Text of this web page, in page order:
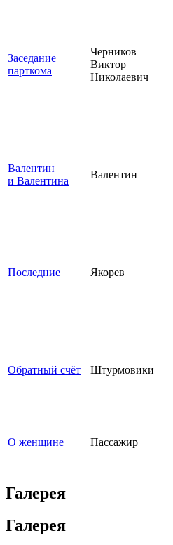
Заседание
парткома
Черников
Виктор
Николаевич
Валентин
и Валентина
Валентин
Последние Якорев
Обратный счёт Штурмовики
О женщине Пассажир
Галерея
Галерея